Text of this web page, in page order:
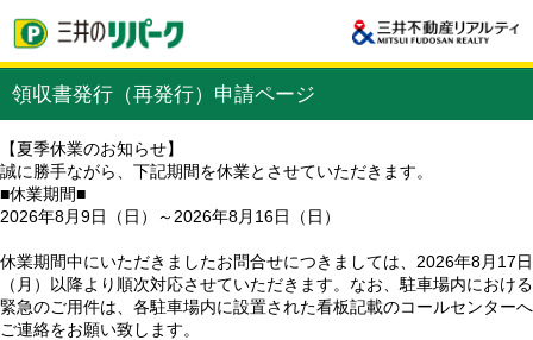
領収書発行（再発行）申請ページ
【夏季休業のお知らせ】
誠に勝手ながら、下記期間を休業とさせていただきます。
■休業期間■
2026年8月9日（日）～2026年8月16日（日）
休業期間中にいただきましたお問合せにつきましては、2026年8月17日
（月）以降より順次対応させていただきます。なお、駐車場内における
緊急のご用件は、各駐車場内に設置された看板記載のコールセンターへ
ご連絡をお願い致します。